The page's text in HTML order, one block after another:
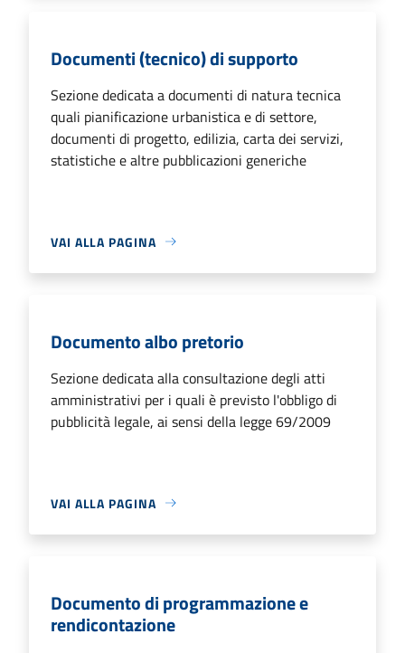
Documenti (tecnico) di supporto
Sezione dedicata a documenti di natura tecnica
quali pianificazione urbanistica e di settore,
documenti di progetto, edilizia, carta dei servizi,
statistiche e altre pubblicazioni generiche
VAI ALLA PAGINA
Documento albo pretorio
Sezione dedicata alla consultazione degli atti
amministrativi per i quali è previsto l'obbligo di
pubblicità legale, ai sensi della legge 69/2009
VAI ALLA PAGINA
Documento di programmazione e
rendicontazione